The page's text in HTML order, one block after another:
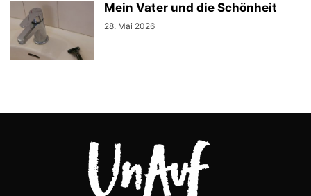
Mein Vater und die Schönheit
28. Mai 2026